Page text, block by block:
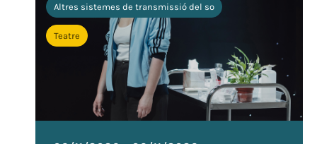
Altres sistemes de transmissió del so
Teatre